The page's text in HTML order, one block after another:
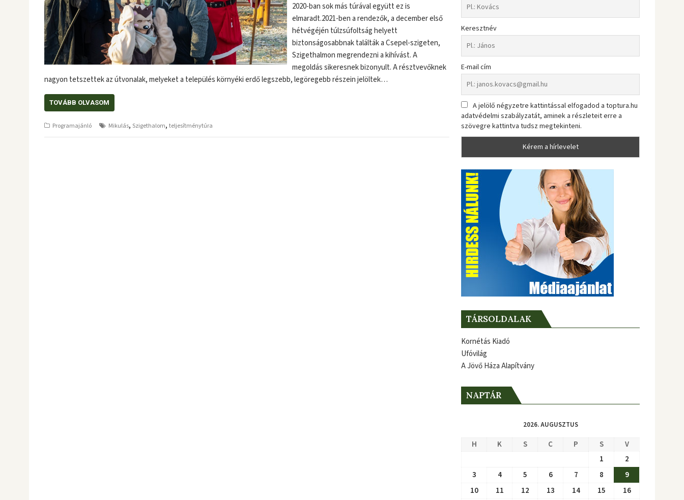
2020-ban sok más túrával együtt ez is
elmaradt.2021-ben a rendezők, a december első
hétvégéjén túlzsúfoltság helyett
biztonságosabbnak találták a Csepel-szigeten,
Szigethalmon megrendezni a kihívást. A
megoldás sikeresnek bizonyult. A résztvevőknek
nagyon tetszettek az útvonalak, melyeket a település környéki erdő legszebb, legöregebb részein jelöltek…
TOVÁBB OLVASOM
Programajánló Mikulás, Szigethalom, teljesítménytúra
Keresztnév
E-mail cím
A jelölő négyzetre kattintással elfogadod a toptura.hu
adatvédelmi szabályzatát, aminek a részleteit erre a
szövegre kattintva tudsz megtekinteni.
TÁRSOLDALAK
Kornétás Kiadó
Ufóvilág
A Jövő Háza Alapítvány
NAPTÁR
2026. AUGUSZTUS
H K S C P S
V
1
2
3
4 5 6 7 8
9
10
11 12 13 14 15
16